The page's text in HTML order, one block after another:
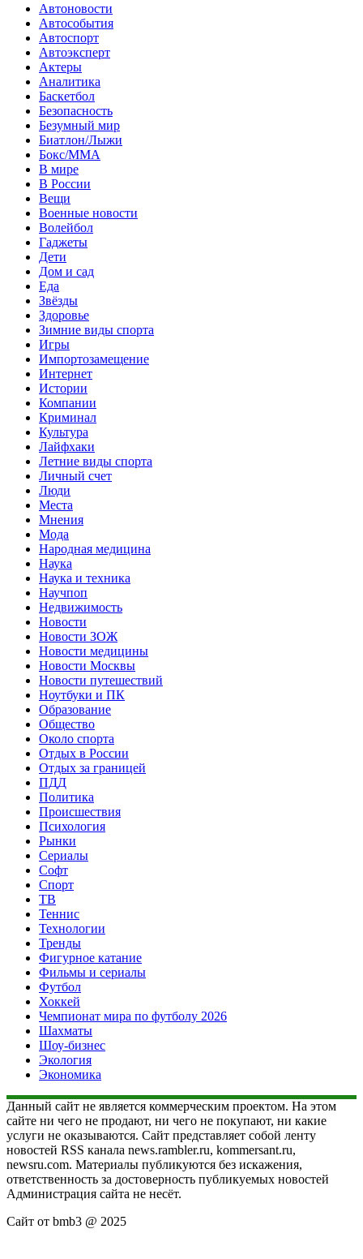
Автоновости
Автособытия
Автоспорт
Автоэксперт
Актеры
Аналитика
Баскетбол
Безопасность
Безумный мир
Биатлон/Лыжи
Бокс/MMA
В мире
В России
Вещи
Военные новости
Волейбол
Гаджеты
Дети
Дом и сад
Еда
Звёзды
Здоровье
Зимние виды спорта
Игры
Импортозамещение
Интернет
Истории
Компании
Криминал
Культура
Лайфхаки
Летние виды спорта
Личный счет
Люди
Места
Мнения
Мода
Народная медицина
Наука
Наука и техника
Научпоп
Недвижимость
Новости
Новости ЗОЖ
Новости медицины
Новости Москвы
Новости путешествий
Ноутбуки и ПК
Образование
Общество
Около спорта
Отдых в России
Отдых за границей
ПДД
Политика
Происшествия
Психология
Рынки
Сериалы
Софт
Спорт
ТВ
Теннис
Технологии
Тренды
Фигурное катание
Фильмы и сериалы
Футбол
Хоккей
Чемпионат мира по футболу 2026
Шахматы
Шоу-бизнес
Экология
Экономика
Данный сайт не является коммерческим проектом. На этом
сайте ни чего не продают, ни чего не покупают, ни какие
услуги не оказываются. Сайт представляет собой ленту
новостей RSS канала news.rambler.ru, kommersant.ru,
newsru.com. Материалы публикуются без искажения,
ответственность за достоверность публикуемых новостей
Администрация сайта не несёт.
Сайт от bmb3 @ 2025